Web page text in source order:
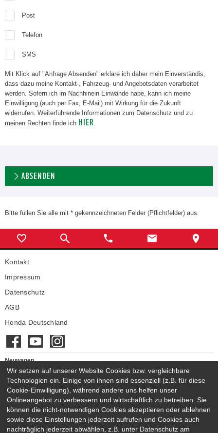
Post
Telefon
SMS
Mit Klick auf "Anfrage Absenden" erkläre ich daher mein Einverständis,
dass dazu meine Kontakt-, Fahrzeug- und Angebotsdaten verarbeitet
werden. Sofern ich im Nachhinein Einwände habe, kann ich meine
Einwilligung (auch per Fax, E-Mail) mit Wirkung für die Zukunft
widerrufen. Weiterführende Informationen zum Datenschutz und zu
meinen Rechten finde ich HIER
ABSENDEN
Bitte füllen Sie alle mit * gekennzeichneten Felder (Pflichtfelder) aus.
Kontakt
Impressum
Datenschutz
AGB
Honda Deutschland
Neuwagen
Honda Neuwagen
Gebrauchtwagen
Honda Gebrauchtwagen
Honda Vorführwagen
Gesamtbestand
NEUWAGENMODELLE
Wir setzen auf unserer Website Cookies bzw. vergleichbare
Technologien ein. Einige von ihnen sind essenziell (z.B. für diese
Cookie-Einwilligung), während andere uns helfen unser
Onlineangebot zu verbessern und wirtschaftlich zu betreiben. Sie
können die nicht-notwendigen Cookies akzeptieren oder ablehnen
sowie diese Einstellungen jederzeit aufrufen und Cookies auch
nachträglich jederzeit abwählen, z.B. unter Datenschutz am